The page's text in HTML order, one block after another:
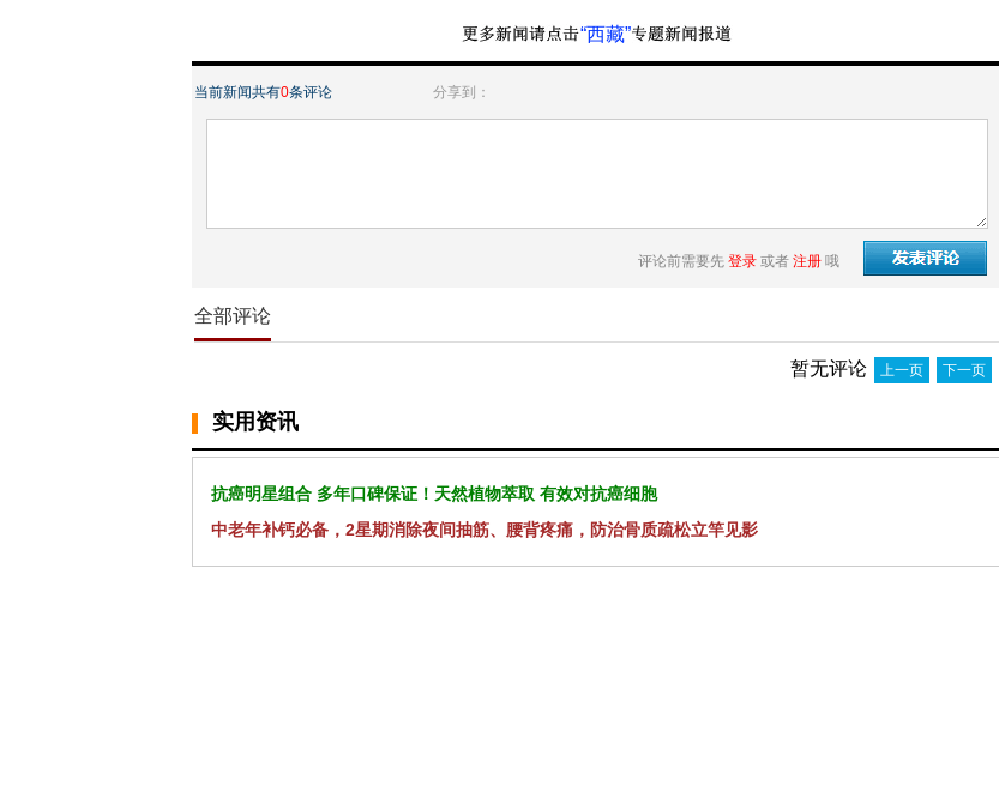
“西藏”
当前新闻共有0条评论 分享到：
评论前需要先 登录 或者 注册 哦
全部评论
暂无评论 上一页 下一页
实用资讯
抗癌明星组合 多年口碑保证！天然植物萃取 有效对抗癌细胞
中老年补钙必备，2星期消除夜间抽筋、腰背疼痛，防治骨质疏松立竿见影